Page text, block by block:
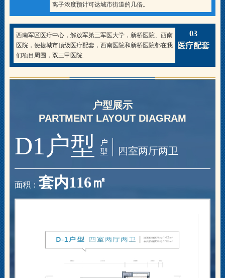
离子浓度预计可达城市街道的几倍。
西南军区医疗中心，解放军第三军医大学，新桥医院、西南
医院，便捷城市顶级医疗配套，西南医院和新桥医院都在我
们项目周围，双三甲医院.
03
医疗配套
户型展示
PARTMENT LAYOUT DIAGRAM
D1户型
户
型
四室两厅两卫
面积： 套内116㎡